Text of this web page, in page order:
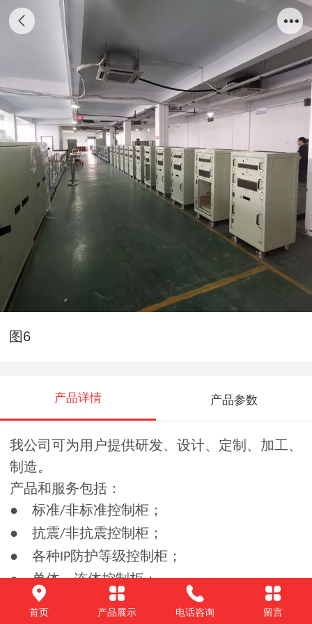
图6
产品详情 产品参数
我公司可为用户提供研发、设计、定制、加工、
制造。
产品和服务包括：
● 标准/非标准控制柜；
● 抗震/非抗震控制柜；
● 各种IP防护等级控制柜；
● 单体、连体控制柜；
● 各种形式、用途的控制柜；
首页 产品展示 电话咨询 留言